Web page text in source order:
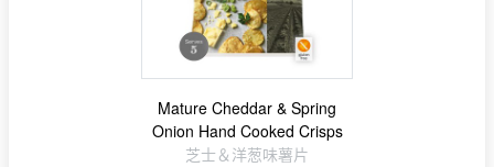
Mature Cheddar & Spring
Onion Hand Cooked Crisps
芝士＆洋葱味薯片